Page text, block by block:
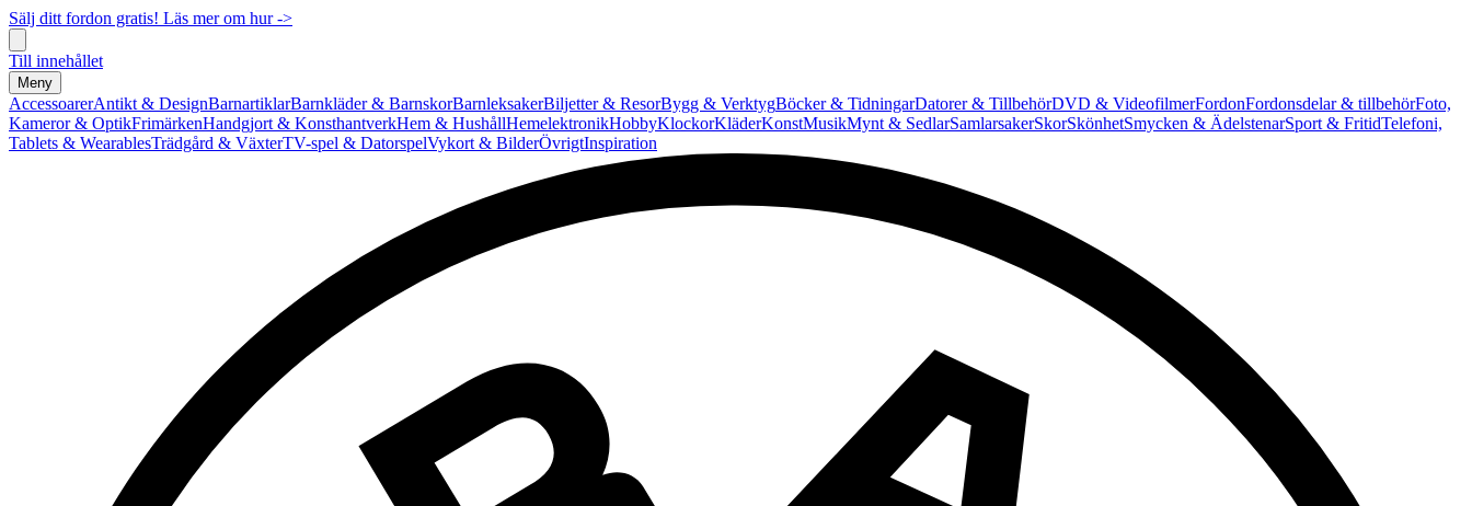
Sälj ditt fordon gratis! Läs mer om hur ->
Till innehållet
Meny
AccessoarerAntikt & DesignBarnartiklarBarnkläder & BarnskorBarnleksakerBiljetter & ResorBygg & VerktygBöcker & TidningarDatorer & TillbehörDVD & VideofilmerFordonFordonsdelar & tillbehörFoto,
Kameror & OptikFrimärkenHandgjort & KonsthantverkHem & HushållHemelektronikHobbyKlockorKläderKonstMusikMynt & SedlarSamlarsakerSkorSkönhetSmycken & ÄdelstenarSport & FritidTelefoni,
Tablets & WearablesTrädgård & VäxterTV-spel & DatorspelVykort & BilderÖvrigtInspiration